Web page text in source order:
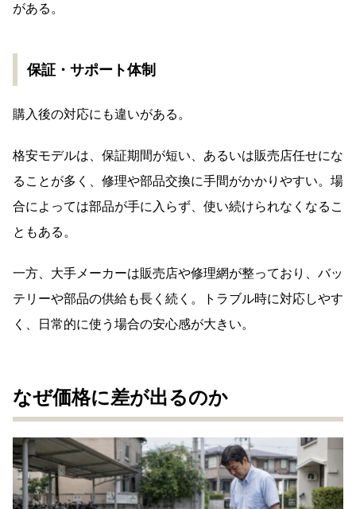
がある。
保証・サポート体制
購入後の対応にも違いがある。
格安モデルは、保証期間が短い、あるいは販売店任せにな
ることが多く、修理や部品交換に手間がかかりやすい。場
合によっては部品が手に入らず、使い続けられなくなるこ
ともある。
一方、大手メーカーは販売店や修理網が整っており、バッ
テリーや部品の供給も長く続く。トラブル時に対応しやす
く、日常的に使う場合の安心感が大きい。
なぜ価格に差が出るのか